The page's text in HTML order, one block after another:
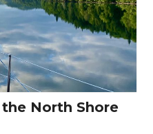
the North Shore